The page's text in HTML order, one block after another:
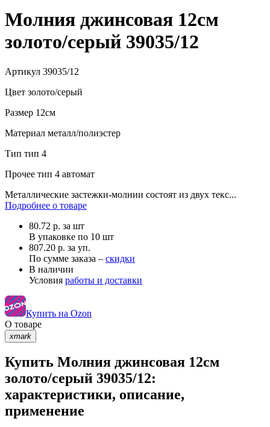
Молния джинсовая 12см
золото/серый 39035/12
Артикул 39035/12
Цвет золото/серый
Размер 12см
Материал металл/полиэстер
Тип тип 4
Прочее тип 4 автомат
Металлические застежки-молнии состоят из двух текс...
Подробнее о товаре
80.72 р. за шт
В упаковке по 10 шт
807.20 р. за уп.
По сумме заказа – скидки
В наличии
Условия работы и доставки
Купить на Ozon
О товаре
xmark
Купить Молния джинсовая 12см
золото/серый 39035/12:
характеристики, описание,
применение